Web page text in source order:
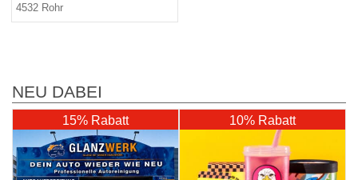
4532 Rohr
NEU DABEI
15% Rabatt 10% Rabatt